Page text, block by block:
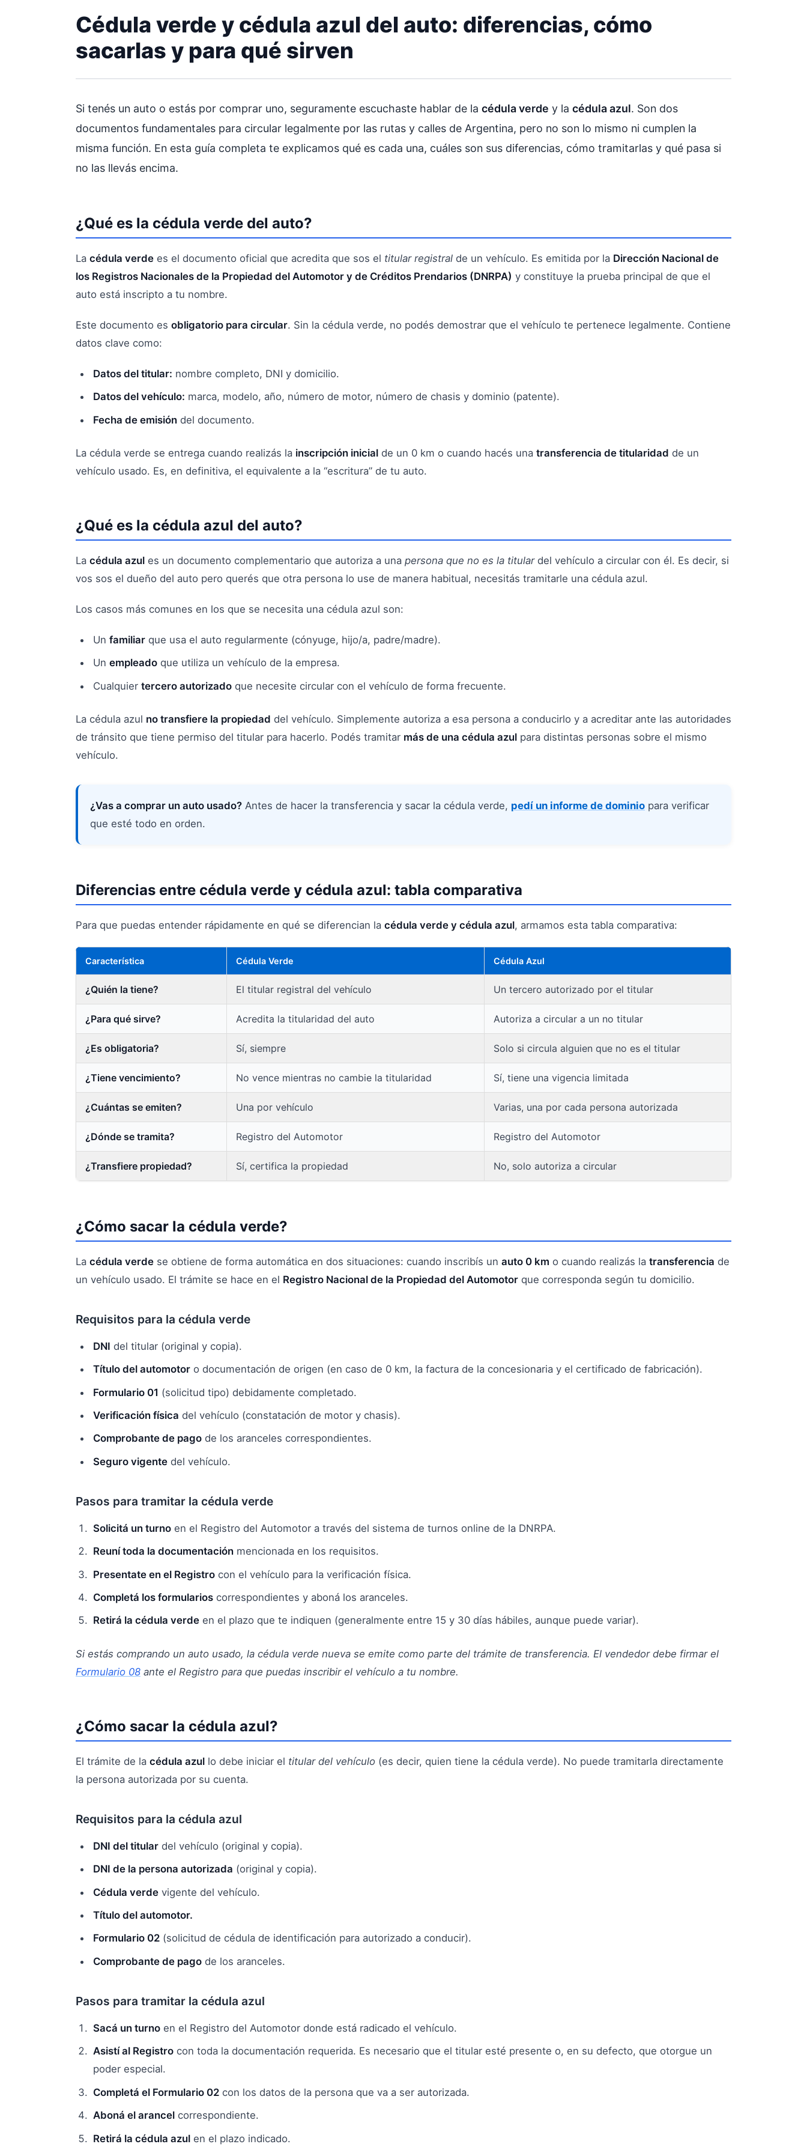
Cédula verde y cédula azul del auto: diferencias, cómo
sacarlas y para qué sirven
Si tenés un auto o estás por comprar uno, seguramente escuchaste hablar de la cédula verde y la cédula azul. Son dos
documentos fundamentales para circular legalmente por las rutas y calles de Argentina, pero no son lo mismo ni cumplen la
misma función. En esta guía completa te explicamos qué es cada una, cuáles son sus diferencias, cómo tramitarlas y qué pasa si
no las llevás encima.
¿Qué es la cédula verde del auto?
La cédula verde es el documento oficial que acredita que sos el titular registral de un vehículo. Es emitida por la Dirección Nacional de
los Registros Nacionales de la Propiedad del Automotor y de Créditos Prendarios (DNRPA) y constituye la prueba principal de que el
auto está inscripto a tu nombre.
Este documento es obligatorio para circular. Sin la cédula verde, no podés demostrar que el vehículo te pertenece legalmente. Contiene
datos clave como:
Datos del titular: nombre completo, DNI y domicilio.
Datos del vehículo: marca, modelo, año, número de motor, número de chasis y dominio (patente).
Fecha de emisión del documento.
La cédula verde se entrega cuando realizás la inscripción inicial de un 0 km o cuando hacés una transferencia de titularidad de un
vehículo usado. Es, en definitiva, el equivalente a la “escritura” de tu auto.
¿Qué es la cédula azul del auto?
La cédula azul es un documento complementario que autoriza a una persona que no es la titulardel vehículo a circular con él. Es decir, si
vos sos el dueño del auto pero querés que otra persona lo use de manera habitual, necesitás tramitarle una cédula azul.
Los casos más comunes en los que se necesita una cédula azul son:
Unfamiliar que usa el auto regularmente (cónyuge, hijo/a, padre/madre).
Unempleado que utiliza un vehículo de la empresa.
Cualquiertercero autorizado que necesite circular con el vehículo de forma frecuente.
La cédula azul no transfiere la propiedad del vehículo. Simplemente autoriza a esa persona a conducirlo y a acreditar ante las autoridades
de tránsito que tiene permiso del titular para hacerlo. Podés tramitar más de una cédula azul para distintas personas sobre el mismo
vehículo.
¿Vas a comprar un auto usado? Antes de hacer la transferencia y sacar la cédula verde, pedí un informe de dominio para verificar
que esté todo en orden.
Diferencias entre cédula verde y cédula azul: tabla comparativa
Para que puedas entender rápidamente en qué se diferencian la cédula verde y cédula azul, armamos esta tabla comparativa:
Característica Cédula Verde Cédula Azul
¿Quién la tiene? El titular registral del vehículo Un tercero autorizado por el titular
¿Para qué sirve? Acredita la titularidad del auto Autoriza a circular a un no titular
¿Es obligatoria? Sí, siempre Solo si circula alguien que no es el titular
¿Tiene vencimiento? No vence mientras no cambie la titularidad Sí, tiene una vigencia limitada
¿Cuántas se emiten? Una por vehículo Varias, una por cada persona autorizada
¿Dónde se tramita? Registro del Automotor Registro del Automotor
¿Transfiere propiedad? Sí, certifica la propiedad No, solo autoriza a circular
¿Cómo sacar la cédula verde?
La cédula verde se obtiene de forma automática en dos situaciones: cuando inscribís un auto 0 km o cuando realizás la transferencia de
un vehículo usado. El trámite se hace en el Registro Nacional de la Propiedad del Automotor que corresponda según tu domicilio.
Requisitos para la cédula verde
DNI del titular (original y copia).
Título del automotor o documentación de origen (en caso de 0 km, la factura de la concesionaria y el certificado de fabricación).
Formulario 01 (solicitud tipo) debidamente completado.
Verificación física del vehículo (constatación de motor y chasis).
Comprobante de pago de los aranceles correspondientes.
Seguro vigente del vehículo.
Pasos para tramitar la cédula verde
Solicitá un turno en el Registro del Automotor a través del sistema de turnos online de la DNRPA.
Reuní toda la documentación mencionada en los requisitos.
Presentate en el Registro con el vehículo para la verificación física.
Completá los formularios correspondientes y aboná los aranceles.
Retirá la cédula verde en el plazo que te indiquen (generalmente entre 15 y 30 días hábiles, aunque puede variar).
Si estás comprando un auto usado, la cédula verde nueva se emite como parte del trámite de transferencia. El vendedor debe firmar el
Formulario 08 ante el Registro para que puedas inscribir el vehículo a tu nombre.
¿Cómo sacar la cédula azul?
El trámite de la cédula azul lo debe iniciar el titular del vehículo (es decir, quien tiene la cédula verde). No puede tramitarla directamente
la persona autorizada por su cuenta.
Requisitos para la cédula azul
DNI del titular del vehículo (original y copia).
DNI de la persona autorizada (original y copia).
Cédula verde vigente del vehículo.
Título del automotor.
Formulario 02 (solicitud de cédula de identificación para autorizado a conducir).
Comprobante de pago de los aranceles.
Pasos para tramitar la cédula azul
Sacá un turno en el Registro del Automotor donde está radicado el vehículo.
Asistí al Registro con toda la documentación requerida. Es necesario que el titular esté presente o, en su defecto, que otorgue un
poder especial.
Completá el Formulario 02 con los datos de la persona que va a ser autorizada.
Aboná el arancel correspondiente.
Retirá la cédula azul en el plazo indicado.